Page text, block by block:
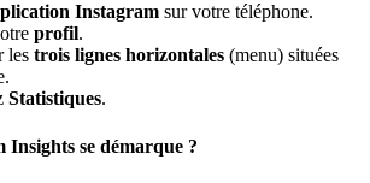
Instagram sur votre téléphone.
profil.
les trois lignes horizontales (menu) situées
Statistiques.
se démarque ?